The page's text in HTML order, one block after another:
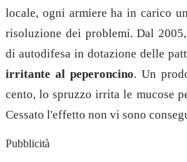
locale, ogni armiere ha in carico
risoluzione dei problemi. Dal
di autodifesa in dotazione delle
irritante al peperoncino. Un
cento, lo spruzzo irrita le mucose
Cessato l'effetto non vi sono
Pubblicità